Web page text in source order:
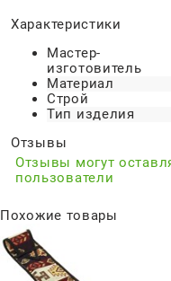
Характеристики
Мастер-
изготовитель
Материал
Строй
Тип изделия
Отзывы
Отзывы могут
пользователи
Похожие товары